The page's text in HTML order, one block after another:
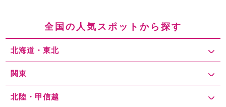
全国の人気スポットから探す
北海道・東北
関東
北陸・甲信越